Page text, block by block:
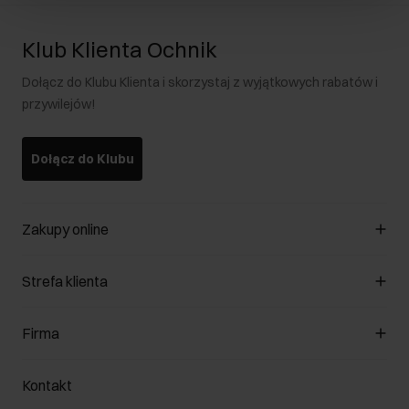
Klub Klienta Ochnik
Dołącz do Klubu Klienta i skorzystaj z wyjątkowych rabatów i
przywilejów!
Dołącz do Klubu
Zakupy online
Zarządzaj cookies
Formy płatności
Jak dokonać zwrotu?
Strefa klienta
Klub Klienta
Zwróć produkty
Firma
O nas
Kontakt